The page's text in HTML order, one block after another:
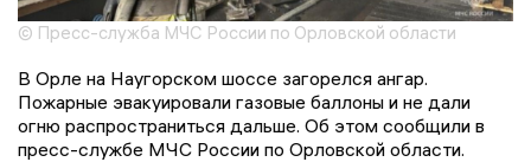
© Пресс-служба МЧС России по Орловской области
В Орле на Наугорском шоссе загорелся ангар.
Пожарные эвакуировали газовые баллоны и не дали
огню распространиться дальше. Об этом сообщили в
пресс-службе МЧС России по Орловской области.